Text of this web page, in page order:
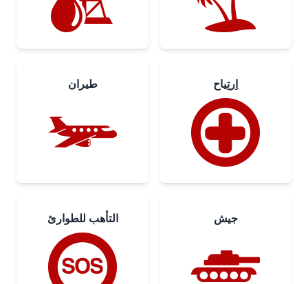
طيران اِرتِياح
التأهب للطوارئ جيش